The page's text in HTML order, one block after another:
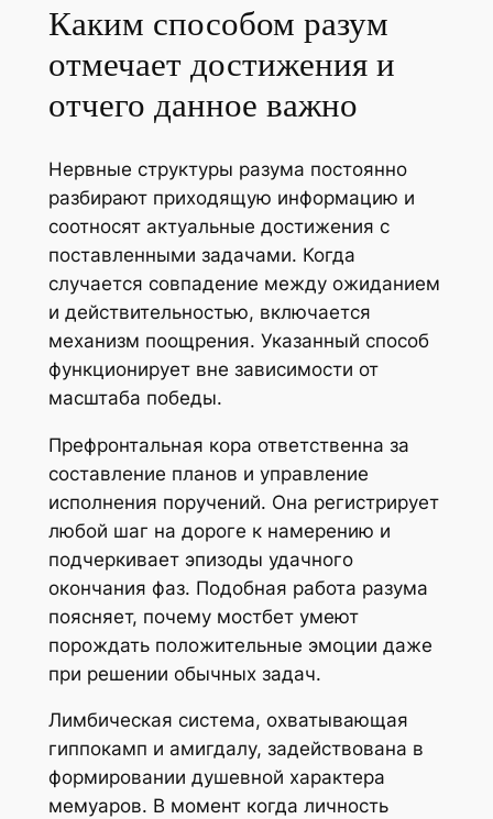
Каким способом разум
отмечает достижения и
отчего данное важно
Нервные структуры разума постоянно
разбирают приходящую информацию и
соотносят актуальные достижения с
поставленными задачами. Когда
случается совпадение между ожиданием
и действительностью, включается
механизм поощрения. Указанный способ
функционирует вне зависимости от
масштаба победы.
Префронтальная кора ответственна за
составление планов и управление
исполнения поручений. Она регистрирует
любой шаг на дороге к намерению и
подчеркивает эпизоды удачного
окончания фаз. Подобная работа разума
поясняет, почему мостбет умеют
порождать положительные эмоции даже
при решении обычных задач.
Лимбическая система, охватывающая
гиппокамп и амигдалу, задействована в
формировании душевной характера
мемуаров. В момент когда личность